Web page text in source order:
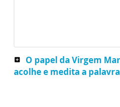
add_box
O papel da Virgem
acolhe e medita a